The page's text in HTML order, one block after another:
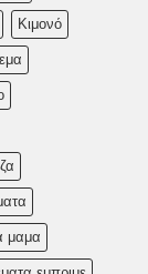
Κιμονό
μαμα